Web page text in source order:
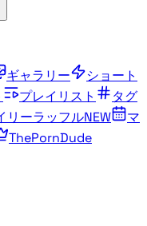
ギャラリー
ショート
プレイリスト
タグ
リーラッフルNEW
マ
ThePornDude